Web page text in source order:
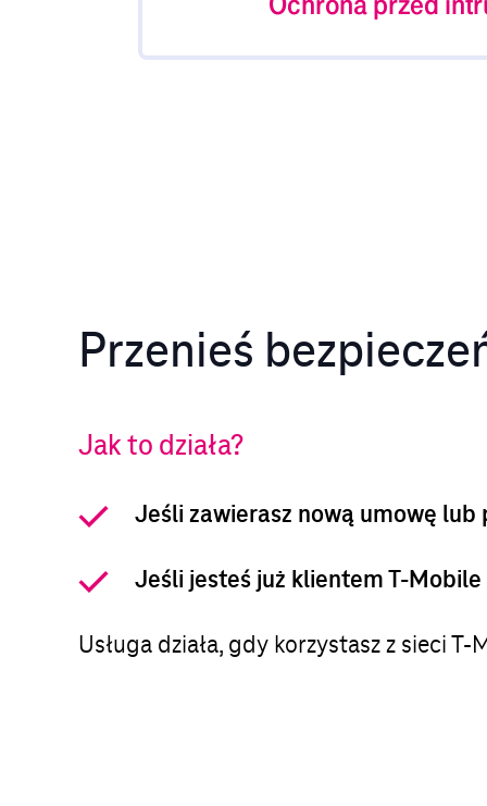
Blokowanie prób włamań do
Przenieś
Jak to działa?
Jeśli zawierasz nową umowę lub
Jeśli jesteś już klientem T-Mobile
Usługa działa, gdy korzystasz z sieci